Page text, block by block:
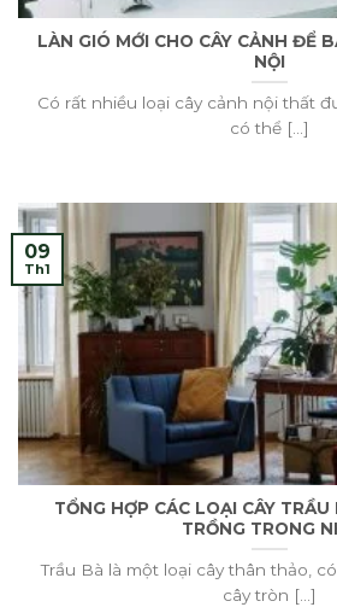
LÀN GIÓ MỚI CHO CÂY CẢNH ĐỂ
NỘI
Có rất nhiều loại cây cảnh nội thất
có thể [...]
TỔNG HỢP CÁC LOẠI CÂY
TRỒNG TRONG
Trầu Bà là một loại cây thân thảo,
cây tròn [...]
09
Th1